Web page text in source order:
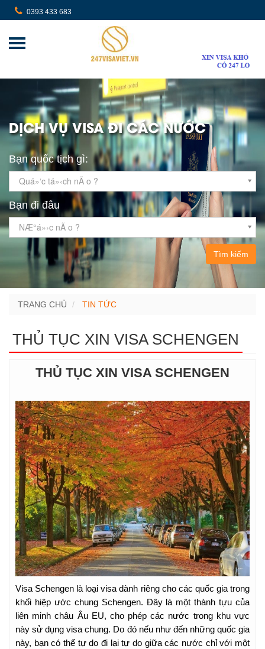
0393 433 683
DỊCH VỤ VISA ĐI CÁC NƯỚC
Bạn quốc tịch gì:
Quá»‘c tá»‹ch nÃ o ?
Bạn đi đâu
NÆ°á»›c nÃ o ?
Tìm kiếm
TRANG CHỦ TIN TỨC
THỦ TỤC XIN VISA SCHENGEN
THỦ TỤC XIN VISA SCHENGEN
Visa Schengen là loại visa dành riêng cho các quốc gia trong
khối hiệp ước chung Schengen. Đây là một thành tựu của
liên minh châu Âu EU, cho phép các nước trong khu vực
này sử dụng visa chung. Do đó nếu như đến những quốc gia
này, bạn có thể tự do đi lại tự do giữa các nước chỉ với một